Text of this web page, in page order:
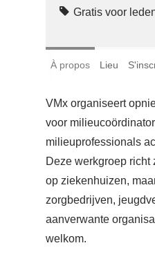
Gratis voor
À propos Lieu
VMx organiseert
voor
milieuprofessionals
Deze werkgroep richt
op ziekenhuizen,
zorgbedrijven,
aanverwante
welkom.